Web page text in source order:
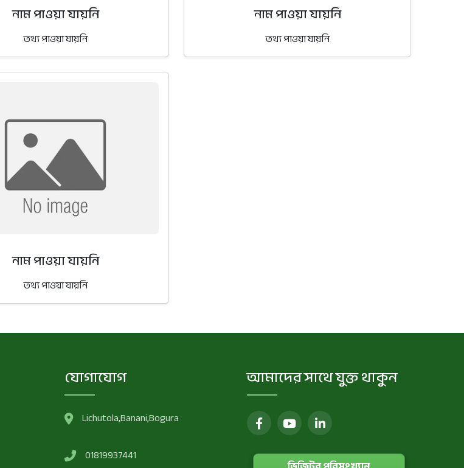
নাম পাওয়া যায়নি
তথ্য পাওয়া যায়নি
নাম পাওয়া যায়নি
তথ্য পাওয়া যায়নি
নাম পাওয়া যায়নি
তথ্য পাওয়া যায়নি
যোগাযোগ
Lichutola,Banani,Bogura
01819937441
আমাদের সাথে যুক্ত থাকুন